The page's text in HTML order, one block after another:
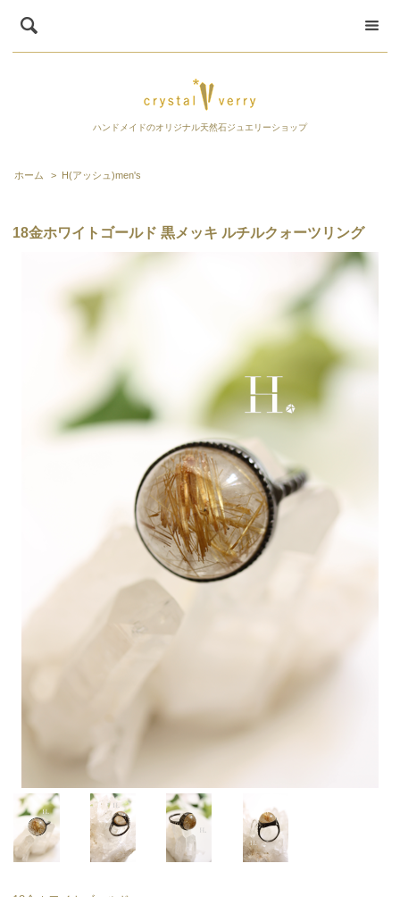
ハンドメイドのオリジナル天然石ジュエリーショップ
ホーム > H(アッシュ)men's
18金ホワイトゴールド 黒メッキ ルチルクォーツリング